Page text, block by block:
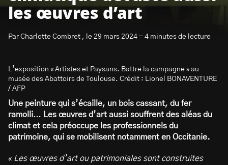
les œuvres d’art
Par Charlotte Combret , le 29 mars 2024 - 4 minutes de lecture
L’exposition « Artistes et Paysans. Battre la campagne » au
musée des Abattoirs de Toulouse. Crédit : Lionel BONAVENTURE
/ AFP
Une peinture qui s’écaille, un bois cassant, du fer
ramolli… Les œuvres d’art aussi souffrent des aléas du
climat et cela préoccupe les professionnels du
patrimoine, qui se mobilisent notamment en Occitanie.
« Les œuvres d’art ou patrimoniales sont construites
S’abonner à la newsletter